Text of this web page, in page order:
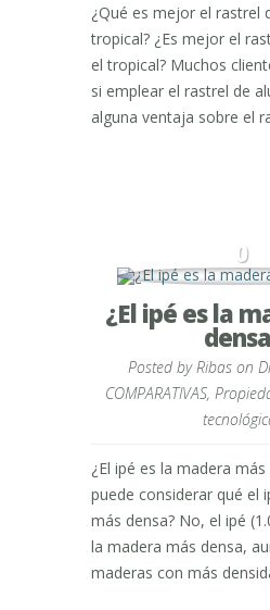
¿Qué es mejor el rastrel
tropical? ¿Es mejor el
el tropical? Muchos
si emplear el rastrel de
alguna ventaja sobre el
0
¿El ipé es la
Posted byRibas on
COMPARATIVAS,
¿El ipé es la madera más
puede considerar qué el
más densa? No, el ipé
la madera más densa,
maderas con más